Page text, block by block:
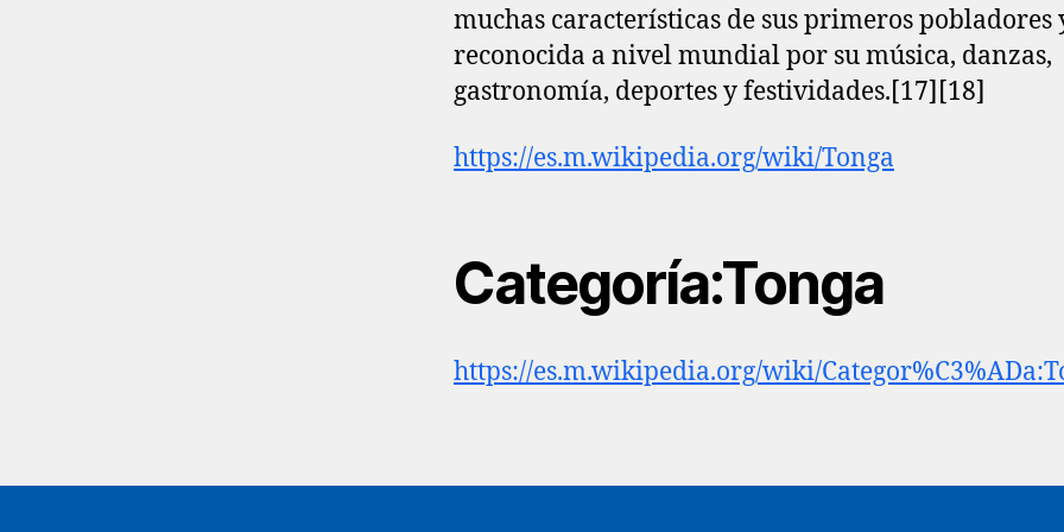
muchas características de sus primeros pobladores
reconocida a nivel mundial por su música, danzas,
gastronomía, deportes y festividades.[17]​[18]​
https://es.m.wikipedia.org/wiki/Tonga
Categoría:Tonga
https://es.m.wikipedia.org/wiki/